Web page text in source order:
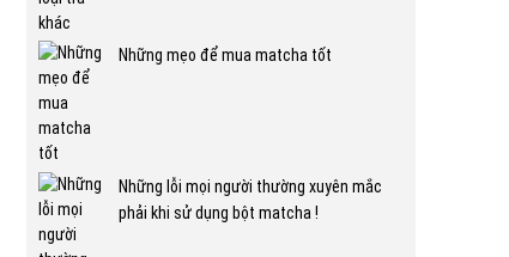
Những mẹo để mua matcha tốt
Những lỗi mọi người thường xuyên mắc
phải khi sử dụng bột matcha !